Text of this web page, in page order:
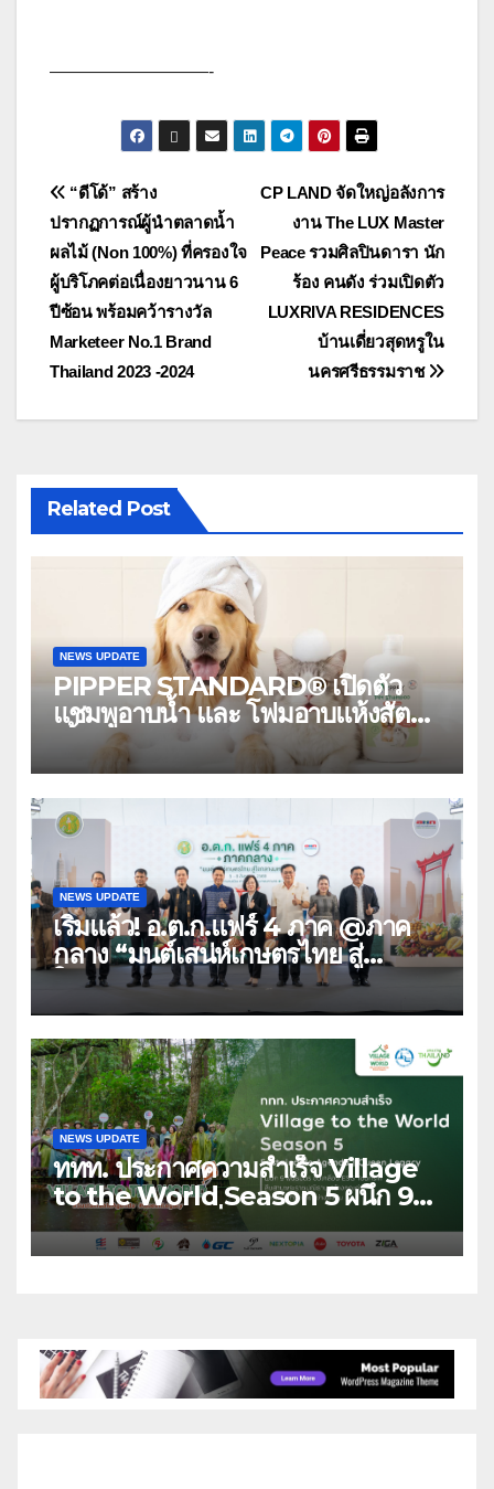
—————————-
แนะแนว
เรื่อง
CP LAND จัดใหญ่อลังการ
งาน The LUX Master
Peace รวมศิลปินดารา นัก
ร้อง คนดัง ร่วมเปิดตัว
LUXRIVA RESIDENCES
บ้านเดี่ยวสุดหรูใน
นครศรีธรรมราช
“ดีโด้” สร้าง
ปรากฏการณ์ผู้นำตลาดน้ำ
ผลไม้ (Non 100%) ที่ครองใจ
ผู้บริโภคต่อเนื่องยาวนาน 6
ปีซ้อน พร้อมคว้ารางวัล
Marketeer No.1 Brand
Thailand 2023 -2024
Related Post
NEWS UPDATE
PIPPER STANDARD® เปิดตัว
แชมพูอาบน้ำ และ โฟมอาบแห้งสัตว์
เลี้ยง ชูนวัตกรรมพลังธรรมชาติ
“Zero-Residue” เลียขนได้
ปลอดภัย ไร้สารตกค้าง
NEWS UPDATE
เริ่มแล้ว! อ.ต.ก.แฟร์ 4 ภาค @ภาค
กลาง “มนต์เสน่ห์เกษตรไทย สู่
ใจกลางมหานคร” ชวนชิม ช้อป สินค้า
เกษตรคุณภาพจากทั่วไทย วันนี้ – 8
สิงหาคมนี้ ณ ลานคนเมือง
NEWS UPDATE
ททท. ประกาศความสำเร็จ Village
to the World Season 5 ผนึก 9
พันธมิตร ขับเคลื่อน ESG Tourism
สืบสานพระราชปณิธาน สร้างคุณค่า